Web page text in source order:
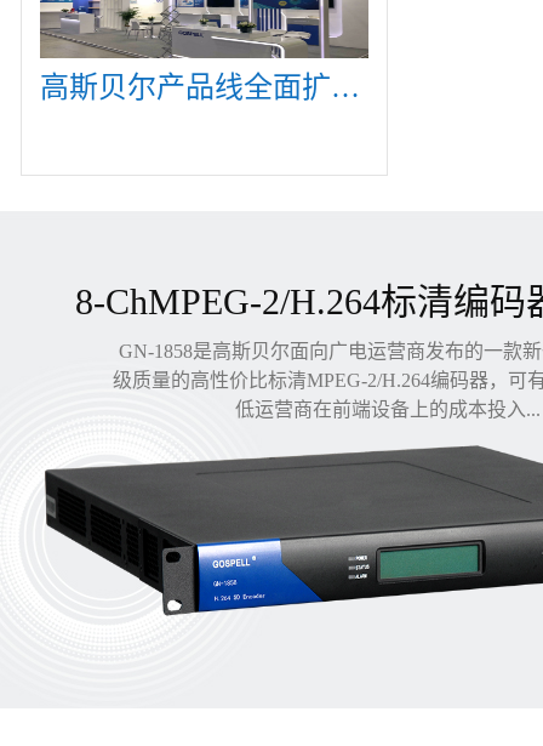
高斯贝尔产品线全面扩展，众多新产品亮相CommunicAsia 2019
8-ChMPEG-2/H.264标清编码
GN-1858是高斯贝尔面向广电运营商发布的一款
级质量的高性价比标清MPEG-2/H.264编码器，可
低运营商在前端设备上的成本投入...